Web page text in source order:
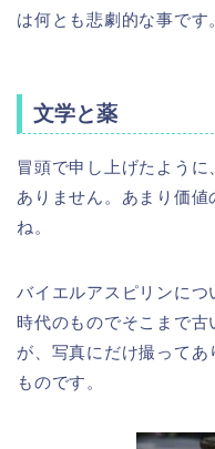
は何とも悲劇的な事です
文学と薬
冒頭で申し上げたよう
ありません。あまり価
ね。
バイエルアスピリンに
時代のものでそこまで古
が、写真にだけ撮って
ものです。